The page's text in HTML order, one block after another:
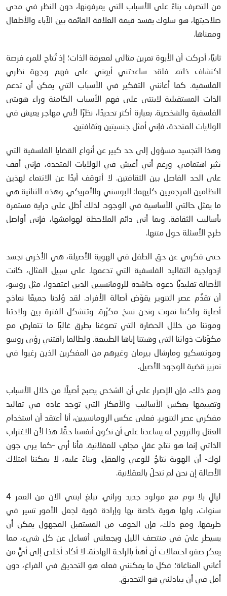
من التصرف بناءً على الأسباب التي يعرفونها، دون النظر في مدى
صلاحيتها، هو سلوك يفسد قيمة العلاقة القائمة بين الآباء والأطفال
ومعناها.
ثانيًا، أدركت أن الأبوة تمرين مثالي لمعرفة الذات؛ إذ تُتاح للمرء فرصة
اكتشاف ذاته. فلقد ساعدتني أبوتي على فهم وجهة نظري
الفلسفية. كما أعانني التفكير في الأسباب التي يمكن أن تدعم
الذات المستقبلية لابنتي على فهم الأسباب الكامنة وراء هويتي
الفلسفية والشخصية. بعبارة أكثر تحديدًا، نظرًا لأني مهاجر يعيش في
الولايات المتحدة، فإني أمثل جنسيتين وثقافتين.
وهذا التجسيد مسؤول إلى حد كبير عن أنواع القضايا الفلسفية التي
تثير اهتمامي. ورغم أني أعيش في الولايات المتحدة، فإني أقف
على الحد الفاصل بين الثقافتين. لا أتوقف أبدًا عن الانتماء لهذين
النظامين المرجعيين كليهما: البوسني والأمريكي. وهذه الثنائية هي
ما يمثل حالتي الأساسية في الوجود. لذلك أظل على دراية مستمرة
بأساليب الثقافة. وبما أني دائم الملاحظة لهوامشها، فإني أواصل
طرح الأسئلة حول متنها.
حتى فكرتي عن حق الطفل في الهوية الأصيلة، هي الأخرى تجسد
ازدواجية التقاليد الفلسفية التي تدعمها. على سبيل المثال، كانت
الأصالة تقليديًّا دعوة حاشدة للرومانسيين الذين اعتقدوا، مثل روسو،
أن تقدُّم عصر التنوير يقوّض أصالة الأفراد. لقد وُلدنا جميعًا نماذج
أصلية ولكننا نموت ونحن نسخ مكرَّرة. وتتشكل الفترة بين ولادتنا
وموتنا من خلال الحضارة التي تصوغنا بطرق غالبًا ما تتعارض مع
مكوِّنات ذواتنا التي وهبتنا إياها الطبيعة. ولطالما راقتني رؤى روسو
ومونتسكيو ومارشال بيرمان وغيرهم من المفكرين الذين رغبوا في
تعزيز قضية الوجود الأصيل.
ومع ذلك، فإن الإصرار على أن الشخص يصبح أصيلًا من خلال الأسباب
وتقييمها يعكس الأساليب والأفكار التي توجد عادة في تقاليد
مفكري عصر التنوير. فعلى عكس الرومانسيين، أنا أعتقد أن استخدام
العقل والترويج له يساعدنا على أن نكون أنفسنا حقًّا. هذا لأن الاغتراب
الذاتي إنما هو نتاج عقلٍ مجافٍ للعقلانية. فأنا أرى –كما يرى جون
لوك- أن الهوية نتاجٌ للوعي والعقل. وبناءً عليه، لا يمكننا امتلاك
الأصالة إن نحن لم نتحلَ بالعقلانية.
ليالٍ بلا نوم مع مولود جديد ورائي. تبلغ ابنتي الآن من العمر 4
سنوات، ولها هوية خاصة بها وإرادة قوية لجعل الأمور تسير في
طريقها. ومع ذلك، فإن الخوف من المستقبل المجهول يمكن أن
يسيطر عليّ في منتصف الليل ويجعلني أتساءل عن كل شيء، مما
يعكر صفو احتمالات أن أهنأ بالراحة الهادئة. لا أكاد أخلص إلى أيٍّ من
أغاني المناغاة؛ فكل ما يمكنني فعله هو التحديق في الفراغ، دون
أمل في أن يبادلني هو التحديق.